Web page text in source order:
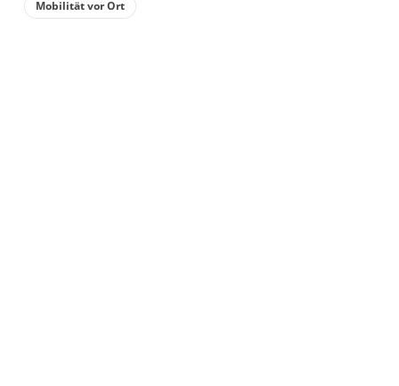
Mobilität vor Ort